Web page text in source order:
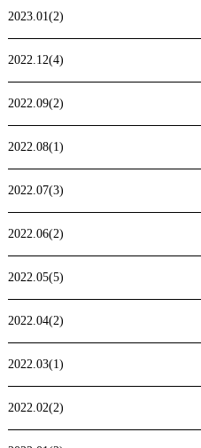
2023.01(2)
2022.12(4)
2022.09(2)
2022.08(1)
2022.07(3)
2022.06(2)
2022.05(5)
2022.04(2)
2022.03(1)
2022.02(2)